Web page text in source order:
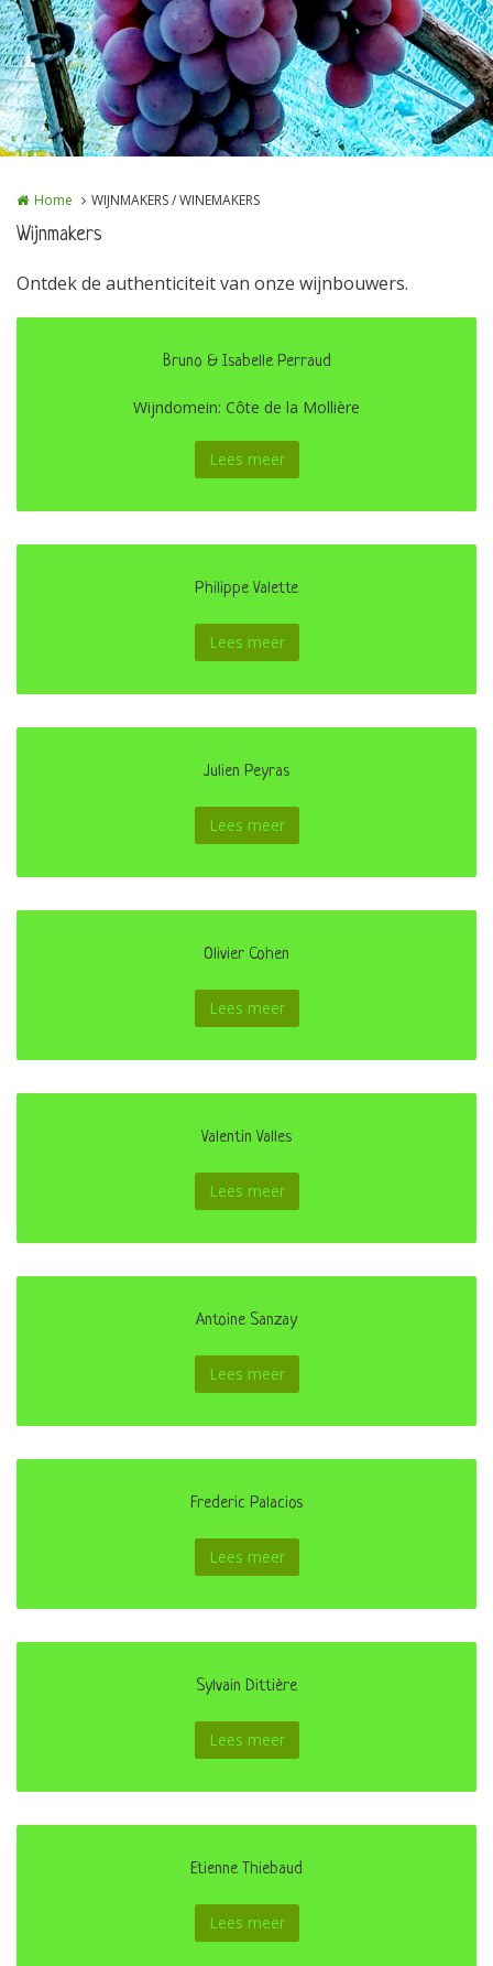
Home WIJNMAKERS / WINEMAKERS
Wijnmakers
Ontdek de authenticiteit van onze wijnbouwers.
Bruno & Isabelle Perraud
Wijndomein: Côte de la Mollière
Lees meer
Philippe Valette
Lees meer
Julien Peyras
Lees meer
Olivier Cohen
Lees meer
Valentin Valles
Lees meer
Antoine Sanzay
Lees meer
Frederic Palacios
Lees meer
Sylvain Dittière
Lees meer
Etienne Thiebaud
Lees meer